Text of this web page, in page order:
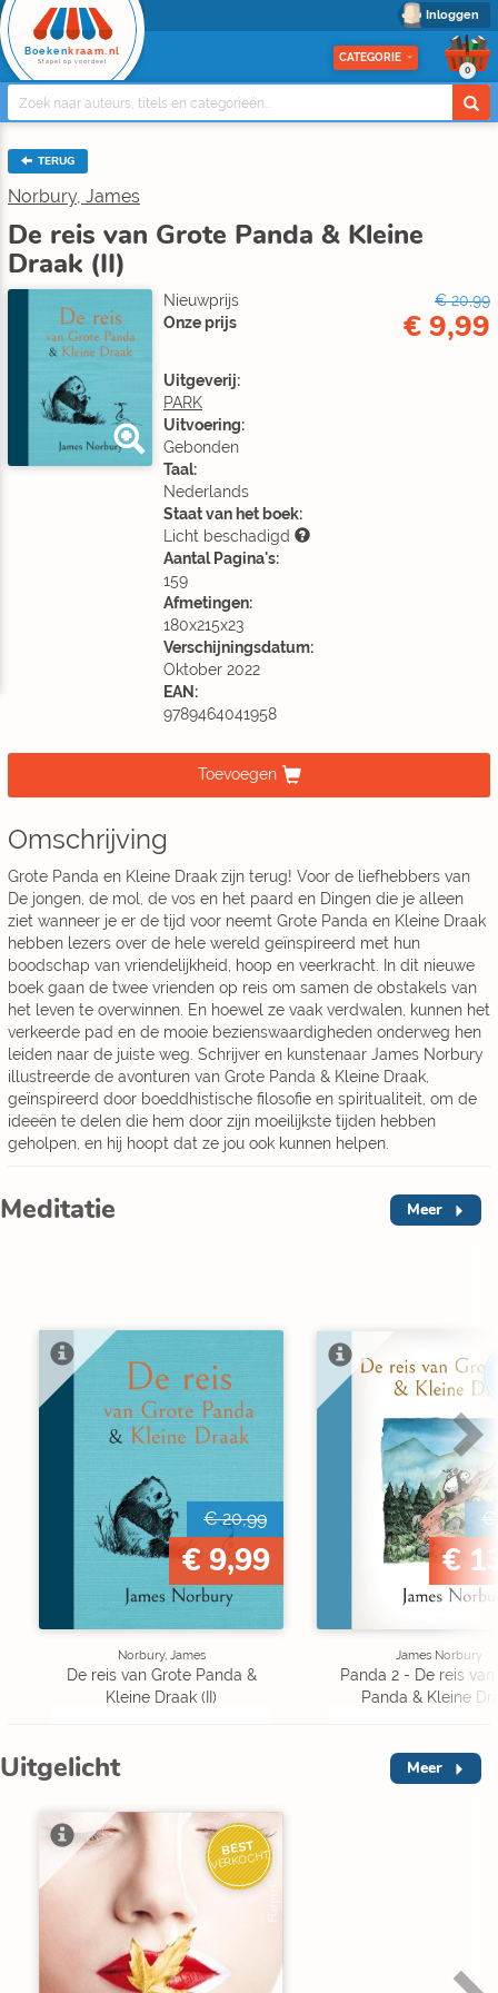
Inloggen
Boeken kraam.nl
Stapel op voordeel CATEGORIE
0
TERUG
Norbury, James
De reis van Grote Panda & Kleine
Draak (II)
Nieuwprijs
€ 20,99
Onze prijs
€ 9,99
Uitgeverij:
PARK
Uitvoering:
Gebonden
Taal:
Nederlands
Staat van het boek:
Licht beschadigd
Aantal Pagina's:
159
Afmetingen:
180x215x23
Verschijningsdatum:
Oktober 2022
EAN:
9789464041958
Toevoegen
Omschrijving
Grote Panda en Kleine Draak zijn terug! Voor de liefhebbers van
De jongen, de mol, de vos en het paard en Dingen die je alleen
ziet wanneer je er de tijd voor neemt Grote Panda en Kleine Draak
hebben lezers over de hele wereld geïnspireerd met hun
boodschap van vriendelijkheid, hoop en veerkracht. In dit nieuwe
boek gaan de twee vrienden op reis om samen de obstakels van
het leven te overwinnen. En hoewel ze vaak verdwalen, kunnen het
verkeerde pad en de mooie bezienswaardigheden onderweg hen
leiden naar de juiste weg. Schrijver en kunstenaar James Norbury
illustreerde de avonturen van Grote Panda & Kleine Draak,
geïnspireerd door boeddhistische filosofie en spiritualiteit, om de
ideeën te delen die hem door zijn moeilijkste tijden hebben
geholpen, en hij hoopt dat ze jou ook kunnen helpen.
Meditatie Meer
€ 20,99
€ 9,99
Norbury, James
De reis van Grote Panda &
Kleine Draak (II)
€
€
James Norbury
Panda 2 - De reis
Panda & Kleine
Uitgelicht Meer
BEST
VERKOCHT